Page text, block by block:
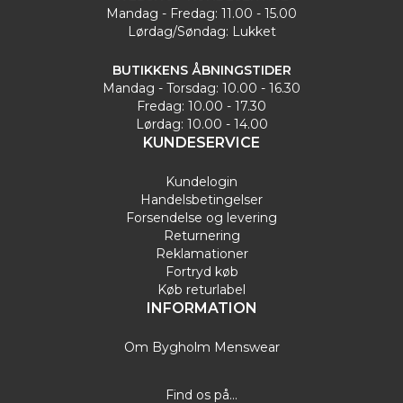
Mandag - Fredag: 11.00 - 15.00
Lørdag/Søndag: Lukket
BUTIKKENS ÅBNINGSTIDER
Mandag - Torsdag: 10.00 - 16.30
Fredag: 10.00 - 17.30
Lørdag: 10.00 - 14.00
KUNDESERVICE
Kundelogin
Handelsbetingelser
Forsendelse og levering
Returnering
Reklamationer
Fortryd køb
Køb returlabel
INFORMATION
Om Bygholm Menswear
Find os på...